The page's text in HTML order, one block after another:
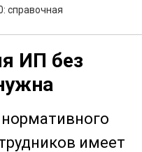
справочная
ИП без
имеет